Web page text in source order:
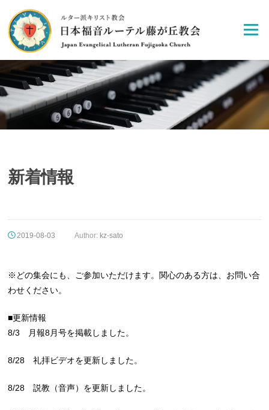
content
Menu
新着情報
2019-08-03 Author: kz-sato
※どの集会にも、ご参加いただけます。関心のある方は、お問い合
わせください。
■更新情報
8/3 月報8月号を掲載しました。
8/28 礼拝ビデオを更新しました。
8/28 説教（音声）を更新しました。